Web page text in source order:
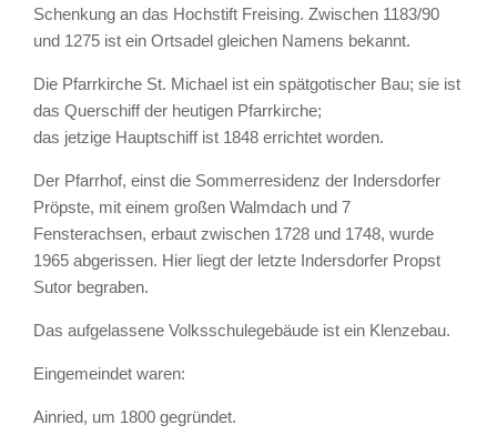
Schenkung an das Hochstift Freising. Zwischen 1183/90
und 1275 ist ein Ortsadel gleichen Namens bekannt.
Die Pfarrkirche St. Michael ist ein spätgotischer Bau; sie ist
das Querschiff der heutigen Pfarrkirche;
das jetzige Hauptschiff ist 1848 errichtet worden.
Der Pfarrhof, einst die Sommerresidenz der Indersdorfer
Pröpste, mit einem großen Walmdach und 7
Fensterachsen, erbaut zwischen 1728 und 1748, wurde
1965 abgerissen. Hier liegt der letzte Indersdorfer Propst
Sutor begraben.
Das aufgelassene Volksschulegebäude ist ein Klenzebau.
Eingemeindet waren:
Ainried, um 1800 gegründet.